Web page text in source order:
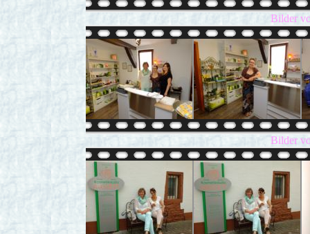
Bilder
Bilder